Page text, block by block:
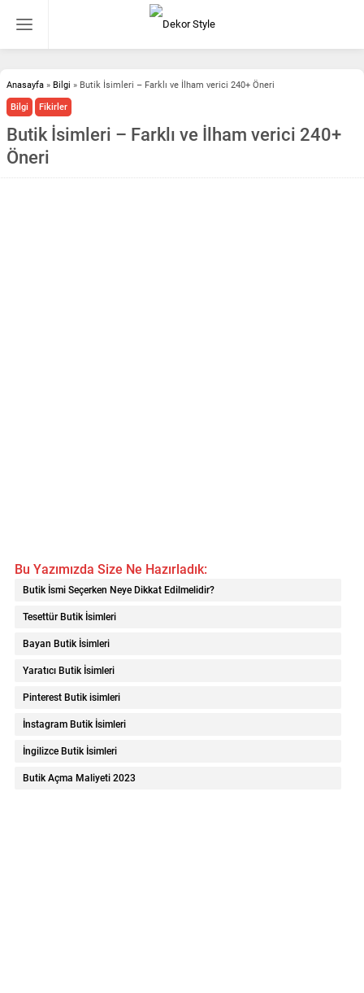
Anasayfa » Bilgi » Butik İsimleri – Farklı ve İlham verici 240+ Öneri
Bilgi Fikirler
Butik İsimleri – Farklı ve İlham verici 240+
Öneri
Bu Yazımızda Size Ne Hazırladık:
Butik İsmi Seçerken Neye Dikkat Edilmelidir?
Tesettür Butik İsimleri
Bayan Butik İsimleri
Yaratıcı Butik İsimleri
Pinterest Butik isimleri
İnstagram Butik İsimleri
İngilizce Butik İsimleri
Butik Açma Maliyeti 2023